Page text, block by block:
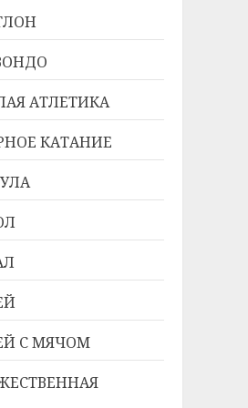
АТЛЕТИКА
КАТАНИЕ
С МЯЧОМ